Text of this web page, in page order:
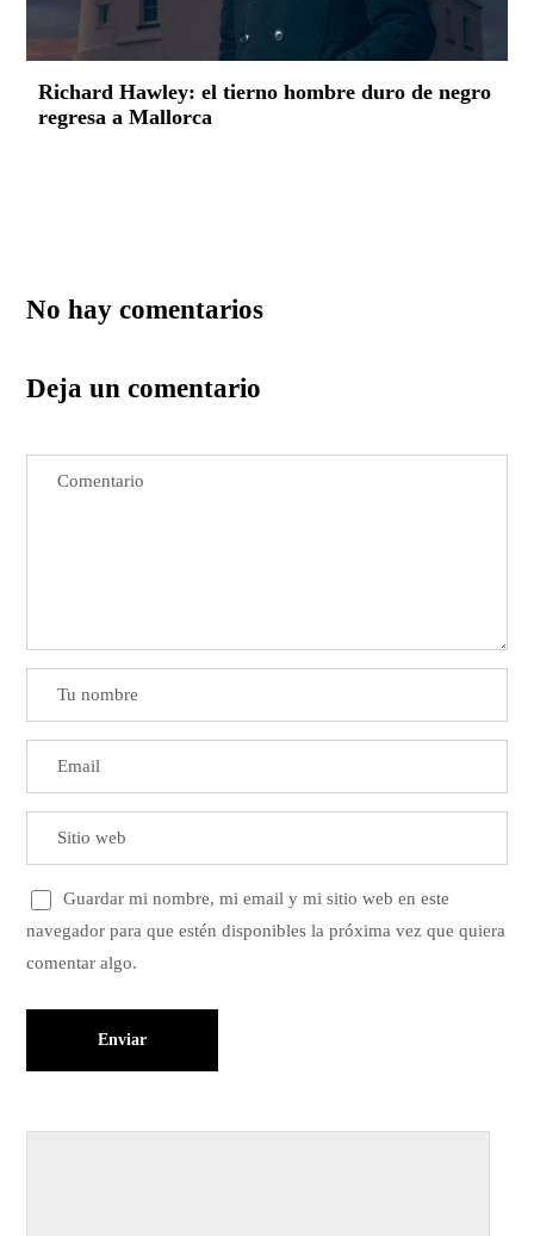
Richard Hawley: el tierno hombre duro de negro
regresa a Mallorca
No hay comentarios
Deja un comentario
Guardar mi nombre, mi email y mi sitio web en este
navegador para que estén disponibles la próxima vez que quiera
comentar algo.